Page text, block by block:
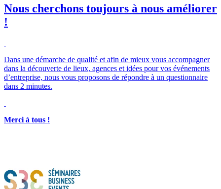
Nous cherchons toujours à nous améliorer
!
Dans une démarche de qualité et afin de mieux vous accompagner
dans la découverte de lieux, agences et idées pour vos événements
d’entreprise, nous vous proposons de répondre à un questionnaire
dans 2 minutes.
Merci à tous !